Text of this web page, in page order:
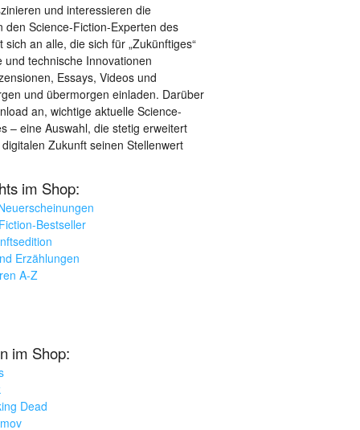
und interessieren die
Science-Fiction-Experten des
an alle, die sich für „Zukünftiges“
technische Innovationen
Essays, Videos und
und übermorgen einladen. Darüber
an, wichtige aktuelle Science-
– eine Auswahl, die stetig erweitert
Zukunft seinen Stellenwert
im Shop:
Bestseller
Erzählungen
A-Z
im Shop:
Dead